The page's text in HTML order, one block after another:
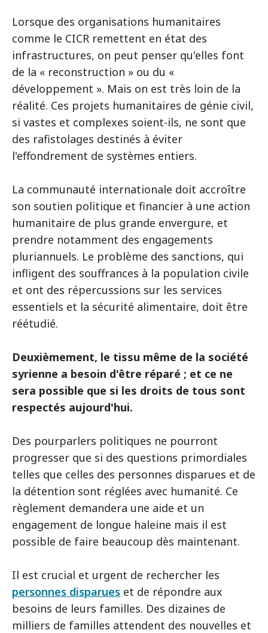
Lorsque des organisations humanitaires
comme le CICR remettent en état des
infrastructures, on peut penser qu'elles font
de la « reconstruction » ou du «
développement ». Mais on est très loin de la
réalité. Ces projets humanitaires de génie civil,
si vastes et complexes soient-ils, ne sont que
des rafistolages destinés à éviter
l'effondrement de systèmes entiers.
La communauté internationale doit accroître
son soutien politique et financier à une action
humanitaire de plus grande envergure, et
prendre notamment des engagements
pluriannuels. Le problème des sanctions, qui
infligent des souffrances à la population civile
et ont des répercussions sur les services
essentiels et la sécurité alimentaire, doit être
réétudié.
Deuxièmement, le tissu même de la société
syrienne a besoin d'être réparé ; et ce ne
sera possible que si les droits de tous sont
respectés aujourd'hui.
Des pourparlers politiques ne pourront
progresser que si des questions primordiales
telles que celles des personnes disparues et de
la détention sont réglées avec humanité. Ce
règlement demandera une aide et un
engagement de longue haleine mais il est
possible de faire beaucoup dès maintenant.
Il est crucial et urgent de rechercher les
personnes disparues et de répondre aux
besoins de leurs familles. Des dizaines de
milliers de familles attendent des nouvelles et